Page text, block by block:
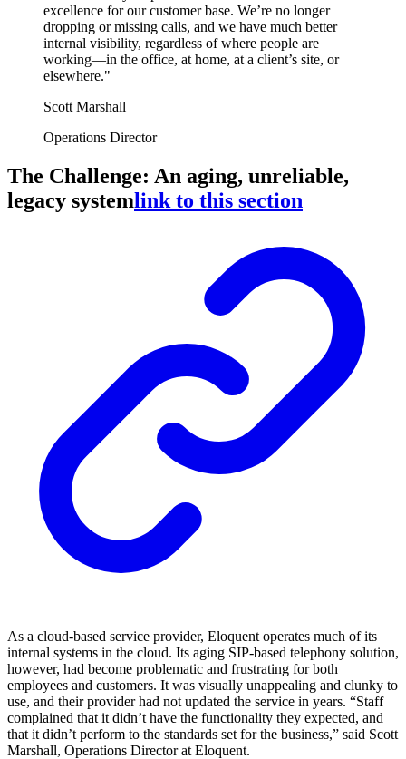
excellence for our customer base. We’re no longer
dropping or missing calls, and we have much better
internal visibility, regardless of where people are
working—in the office, at home, at a client’s site, or
elsewhere."
Scott Marshall
Operations Director
The Challenge: An aging, unreliable,
legacy systemlink to this section
As a cloud-based service provider, Eloquent operates much of its
internal systems in the cloud. Its aging SIP-based telephony solution,
however, had become problematic and frustrating for both
employees and customers. It was visually unappealing and clunky to
use, and their provider had not updated the service in years. “Staff
complained that it didn’t have the functionality they expected, and
that it didn’t perform to the standards set for the business,” said Scott
Marshall, Operations Director at Eloquent.